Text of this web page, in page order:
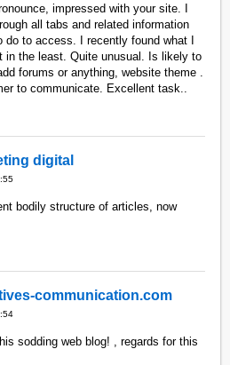
impressed with your site. I
all tabs and related information
to access. I recently found what I
in the least. Quite unusual. Is likely to
forums or anything, website theme .
to communicate. Excellent task..
digital
bodily structure of articles, now
communication.com
sodding web blog! , regards for this